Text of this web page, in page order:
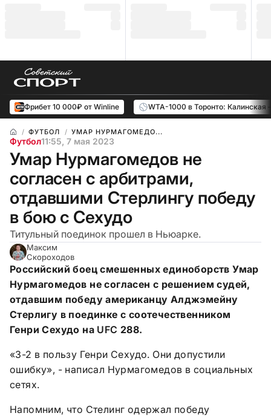
Фрибет 10 000₽ от Winline WTA-1000 в Торонто: Калинская
ФУТБОЛ УМАР НУРМАГОМЕДО...
Футбол11:55, 7 мая 2023
Умар Нурмагомедов не
согласен с арбитрами,
отдавшими Стерлингу победу
в бою с Сехудо
Титульный поединок прошел в Ньюарке.
Максим
Скороходов
Российский боец смешенных единоборств Умар
Нурмагомедов не согласен с решением судей,
отдавшим победу американцу Алджэмейну
Стерлигу в поединке с соотечественником
Генри Сехудо на UFC 288.
«3-2 в пользу Генри Сехудо. Они допустили
ошибку», - написал Нурмагомедов в социальных
сетях.
Напомним, что Стелинг одержал победу